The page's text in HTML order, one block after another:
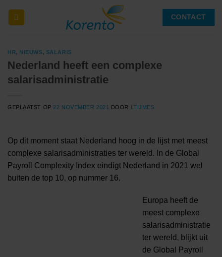
naar
CONTACT
HR, NIEUWS, SALARIS
Nederland heeft een complexe
salarisadministratie
GEPLAATST OP 22 NOVEMBER 2021 DOOR LTIJMES
Op dit moment staat Nederland hoog in de lijst met meest
complexe salarisadministraties ter wereld. In de Global
Payroll Complexity Index eindigt Nederland in 2021 wel
buiten de top 10, op nummer 16.
Europa heeft de
meest complexe
salarisadministratie
ter wereld, blijkt uit
de Global Payroll